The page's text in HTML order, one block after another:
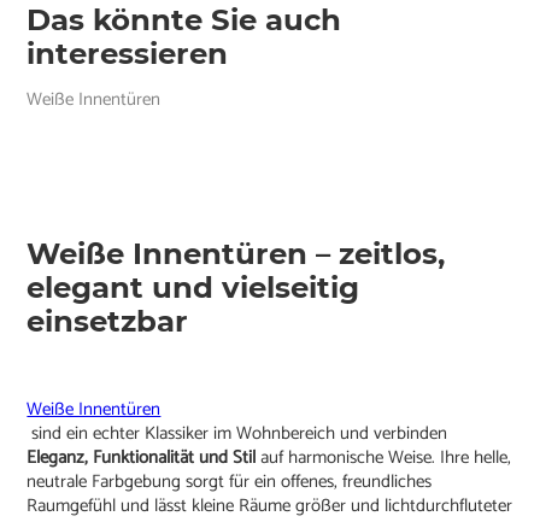
Das könnte Sie auch
interessieren
Weiße Innentüren
Weiße Innentüren – zeitlos,
elegant und vielseitig
einsetzbar
Weiße Innentüren
sind ein echter Klassiker im Wohnbereich und verbinden
Eleganz, Funktionalität und Stilauf harmonische Weise. Ihre helle,
neutrale Farbgebung sorgt für ein offenes, freundliches
Raumgefühl und lässt kleine Räume größer und lichtdurchfluteter